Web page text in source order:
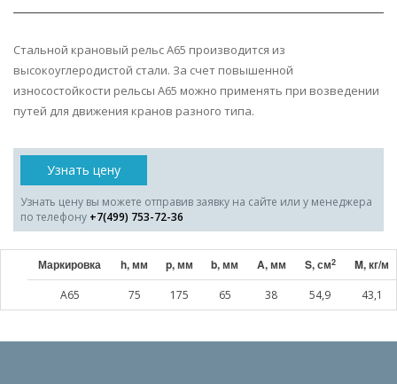
Стальной крановый рельс А65 производится из
высокоуглеродистой стали. За счет повышенной
износостойкости рельсы А65 можно применять при возведении
путей для движения кранов разного типа.
Узнать цену
Узнать цену вы можете отправив заявку на сайте или у менеджера
по телефону +7(499) 753-72-36
Маркировка h, мм p, мм b, мм A, мм S, см2 M, кг/м
A65 75 175 65 38 54,9 43,1